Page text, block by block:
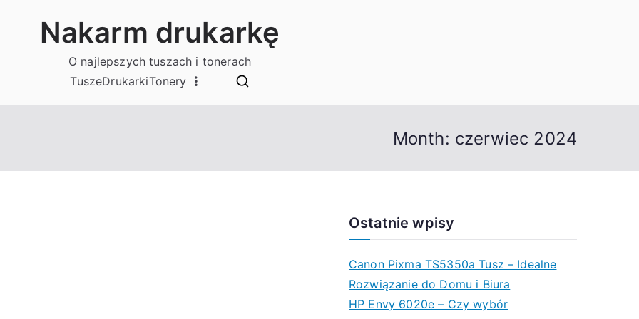
Nakarm drukarkę
O najlepszych tuszach i tonerach
TuszeDrukarkiTonery
Month: czerwiec 2024
Ostatnie wpisy
Canon Pixma TS5350a Tusz – Idealne
Rozwiązanie do Domu i Biura
HP Envy 6020e – Czy wybór